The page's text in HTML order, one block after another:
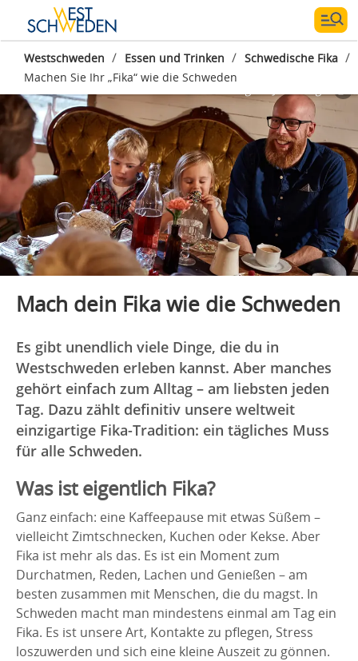
Westschweden / Essen und Trinken / Schwedische Fika /
Machen Sie Ihr „Fika“ wie die Schweden
Mach dein Fika wie die Schweden
Es gibt unendlich viele Dinge, die du in
Westschweden erleben kannst. Aber manches
gehört einfach zum Alltag – am liebsten jeden
Tag. Dazu zählt definitiv unsere weltweit
einzigartige Fika-Tradition: ein tägliches Muss
für alle Schweden.
Was ist eigentlich Fika?
Ganz einfach: eine Kaffeepause mit etwas Süßem –
vielleicht Zimtschnecken, Kuchen oder Kekse. Aber
Fika ist mehr als das. Es ist ein Moment zum
Durchatmen, Reden, Lachen und Genießen – am
besten zusammen mit Menschen, die du magst. In
Schweden macht man mindestens einmal am Tag ein
Fika. Es ist unsere Art, Kontakte zu pflegen, Stress
loszuwerden und sich eine kleine Auszeit zu gönnen.